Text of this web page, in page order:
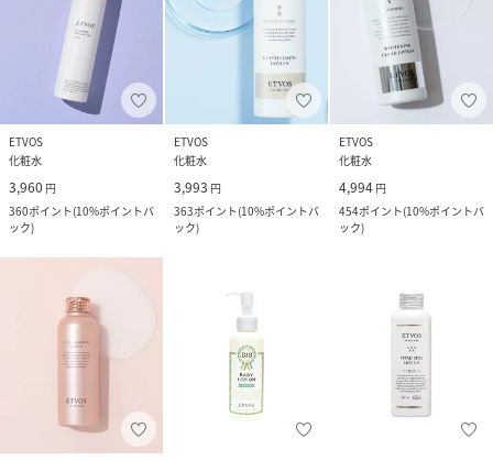
ETVOS
化粧水
3,960 円
360ポイント(10%ポイントバ
ック)
ETVOS
化粧水
3,993 円
363ポイント(10%ポイントバ
ック)
ETVOS
化粧水
4,994 円
454ポイント(10%ポイントバ
ック)